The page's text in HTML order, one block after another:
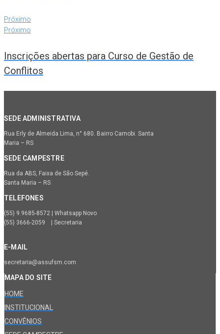
Próximo
Próximo
Inscrições abertas para Curso de Gestão de
Conflitos
SEDE ADMINISTRATIVA
Rua Erly de Almeida Lima, n° 680. Bairro Camobi. Santa
Maria – RS
SEDE CAMPESTRE
Rua da ABS, Faixa de São Sepé.
Santa Maria – RS
TELEFONES
(55) 9.9685-8572 | Whatsapp Novo
(55) 3666-2059 | Secretaria
E-MAIL
secretaria@assufsm.com
MAPA DO SITE
HOME
INSTITUCIONAL
CONVÊNIOS